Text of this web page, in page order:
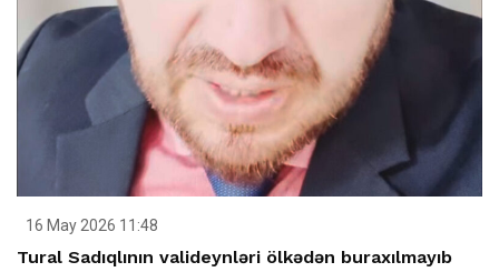
16 May 2026 11:48
Tural Sadıqlının valideynləri ölkədən buraxılmayıb